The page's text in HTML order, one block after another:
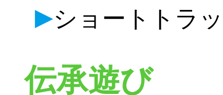
▶ショートトラ
伝承遊び